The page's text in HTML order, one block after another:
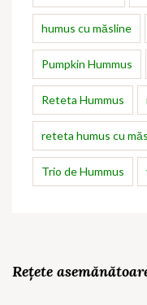
humus cu măsline
Pumpkin Hummus
Reteta Hummus
reteta humus cu
Trio de Hummus
Rețete